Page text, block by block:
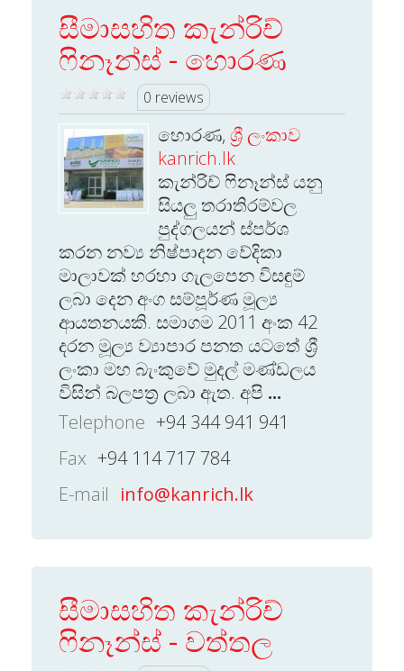
සීමාසහිත කැන්රිච්
ෆිනෑන්ස් - හොරණ
0 reviews
හොරණ, ශ්‍රී ලංකාව
kanrich.lk
කැන්රිච් ෆිනෑන්ස් යනු
සියලු තරාතිරම්වල
පුද්ගලයන් ස්පර්ශ
කරන නව්‍ය නිෂ්පාදන වේදිකා
මාලාවක් හරහා ගැලපෙන විසඳුම්
ලබා දෙන අංග සම්පූර්ණ මූල්‍ය
ආයතනයකි. සමාගම 2011 අංක 42
දරන මූල්‍ය ව්‍යාපාර පනත යටතේ ශ්‍රී
ලංකා මහ බැංකුවේ මුදල් මණ්ඩලය
විසින් බලපත්‍ර ලබා ඇත. අපි ...
Telephone +94 344 941 941
Fax +94 114 717 784
E-mail info@kanrich.lk
සීමාසහිත කැන්රිච්
ෆිනෑන්ස් - වත්තල